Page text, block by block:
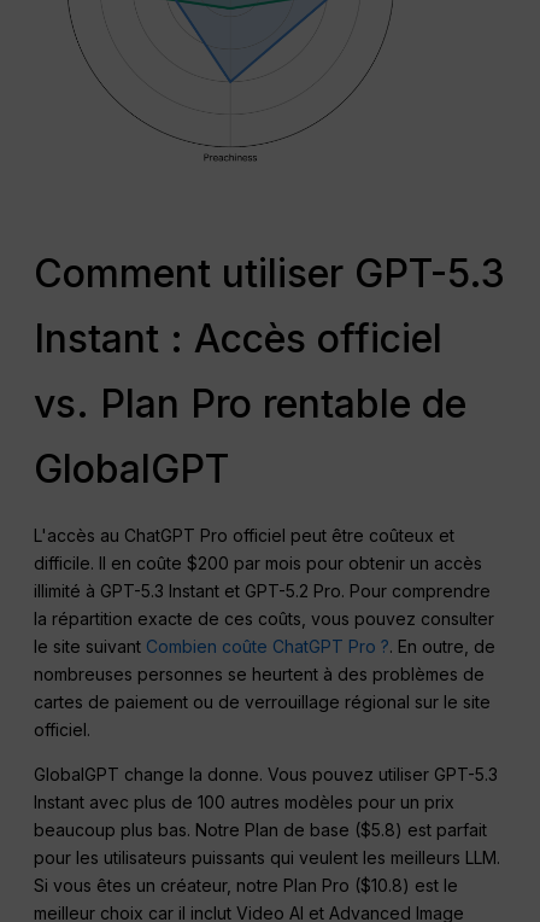
Comment utiliser GPT-5.3
Instant : Accès officiel
vs. Plan Pro rentable de
GlobalGPT
L'accès au ChatGPT Pro officiel peut être coûteux et
difficile. Il en coûte $200 par mois pour obtenir un accès
illimité à GPT-5.3 Instant et GPT-5.2 Pro. Pour comprendre
la répartition exacte de ces coûts, vous pouvez consulter
le site suivant Combien coûte ChatGPT Pro ?. En outre, de
nombreuses personnes se heurtent à des problèmes de
cartes de paiement ou de verrouillage régional sur le site
officiel.
GlobalGPT change la donne. Vous pouvez utiliser GPT-5.3
Instant avec plus de 100 autres modèles pour un prix
beaucoup plus bas. Notre Plan de base ($5.8) est parfait
pour les utilisateurs puissants qui veulent les meilleurs LLM.
Si vous êtes un créateur, notre Plan Pro ($10.8) est le
meilleur choix car il inclut Video AI et Advanced Image